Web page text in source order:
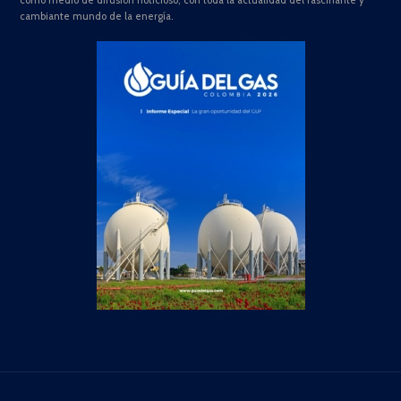
cambiante mundo de la energía.